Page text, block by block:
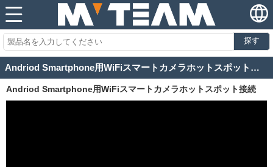
探す
Andriod Smartphone用WiFiスマートカメラホットスポット接続
Andriod Smartphone用WiFiスマートカメラホットスポット接続